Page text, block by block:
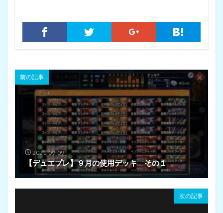
前の記事
2021-09-09
【デュエプレ】９月の使用デッキ その１
次の記事